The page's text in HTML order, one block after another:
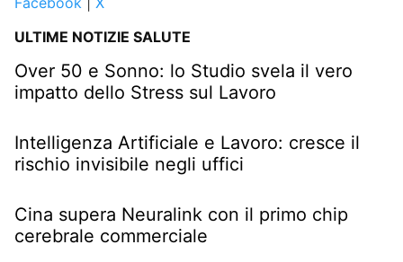
ULTIME NOTIZIE SALUTE
Over 50 e Sonno: lo Studio svela il vero
impatto dello Stress sul Lavoro
Intelligenza Artificiale e Lavoro: cresce il
rischio invisibile negli uffici
Cina supera Neuralink con il primo chip
cerebrale commerciale